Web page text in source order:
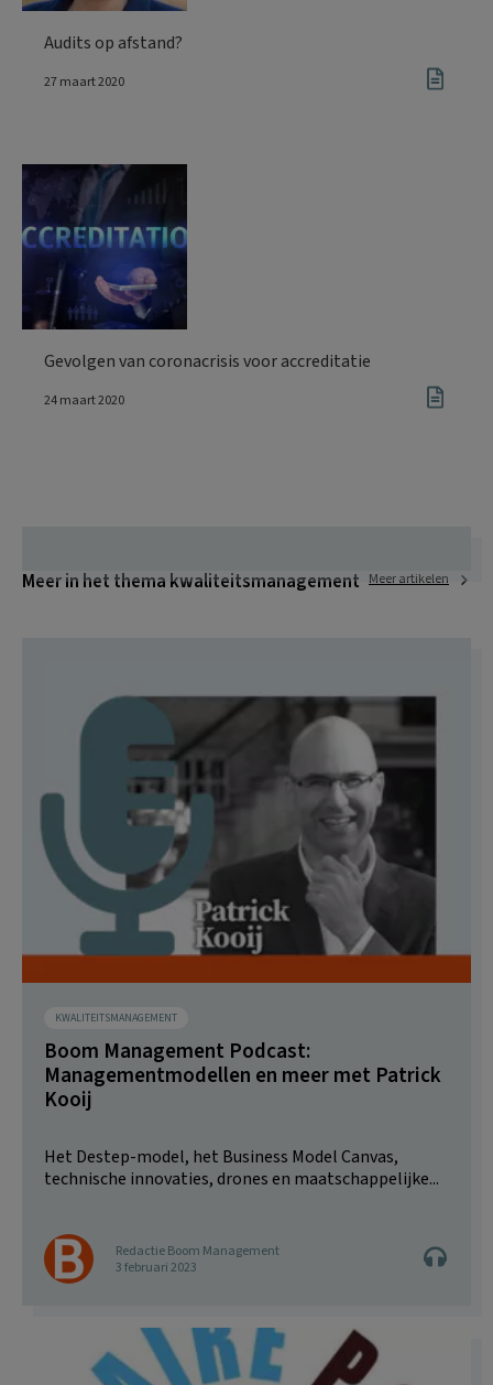
Audits op afstand?
27 maart 2020
Gevolgen van coronacrisis voor accreditatie
24 maart 2020
Meer in het thema kwaliteitsmanagement Meer artikelen
KWALITEITSMANAGEMENT
Boom Management Podcast:
Managementmodellen en meer met Patrick
Kooij
Het Destep-model, het Business Model Canvas,
technische innovaties, drones en maatschappelijke...
Redactie Boom Management
3 februari 2023